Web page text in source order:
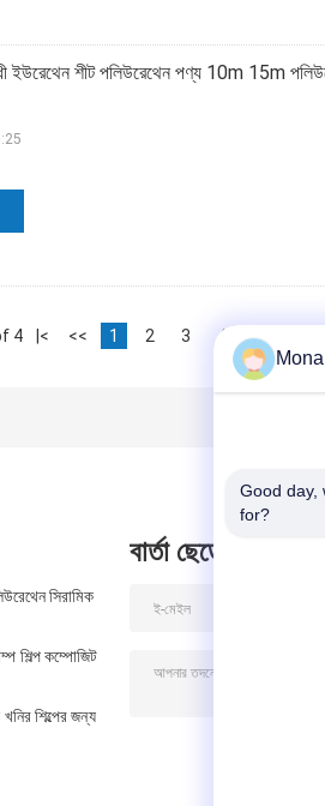
ইউরেথেন শীট পলিউরেথেন পণ্য 10m 15m
4 |< << 1 2 3 4 >>
সিরামিক
শিল্প কম্পোজিট
শিল্পের জন্য
বার্তা ছেড়ে
Mona
Good day,
for?